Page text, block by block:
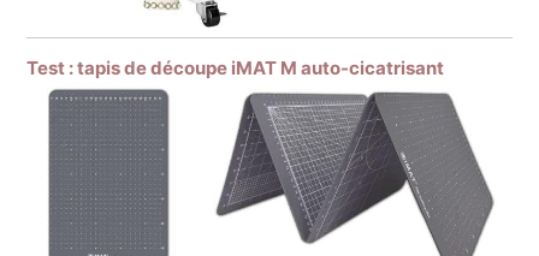
Test : tapis de découpe iMAT M auto-cicatrisant